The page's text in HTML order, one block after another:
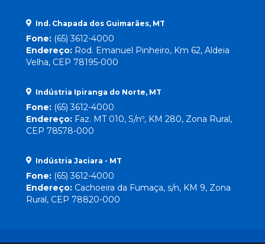
Ind. Chapada dos Guimarães, MT
Fone: (65) 3612-4000
Endereço: Rod. Emanuel Pinheiro, Km 62, Aldeia
Velha, CEP 78195-000
Indústria Ipiranga do Norte, MT
Fone: (65) 3612-4000
Endereço: Faz. MT 010, S/nº, KM 280, Zona Rural,
CEP 78578-000
Indústria Jaciara - MT
Fone: (65) 3612-4000
Endereço: Cachoeira da Fumaça, s/n, KM 9, Zona
Rural, CEP 78820-000